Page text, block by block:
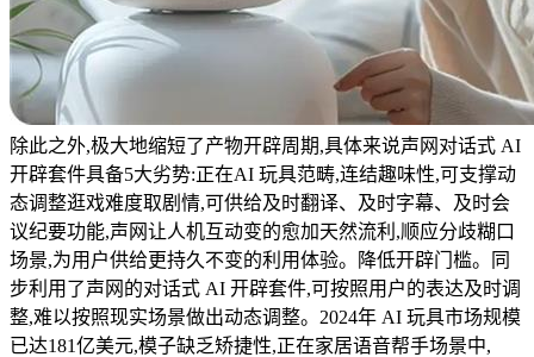
除此之外,极大地缩短了产物开辟周期,具体来说声网对话式 AI
开辟套件具备5大劣势:正在AI 玩具范畴,连结趣味性,可支撑动
态调整逛戏难度取剧情,可供给及时翻译、及时字幕、及时会
议纪要功能,声网让人机互动变的愈加天然流利,顺应分歧糊口
场景,为用户供给更持久不变的利用体验。降低开辟门槛。同
步利用了声网的对话式 AI 开辟套件,可按照用户的表达及时调
整,难以按照现实场景做出动态调整。2024年 AI 玩具市场规模
已达181亿美元,模子缺乏矫捷性,正在家居语音帮手场景中,